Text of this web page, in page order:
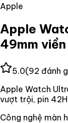
Apple
Apple
49mm
5.0(92 đánh
Apple Watch
vượt trội, pin
Công nghệ màn